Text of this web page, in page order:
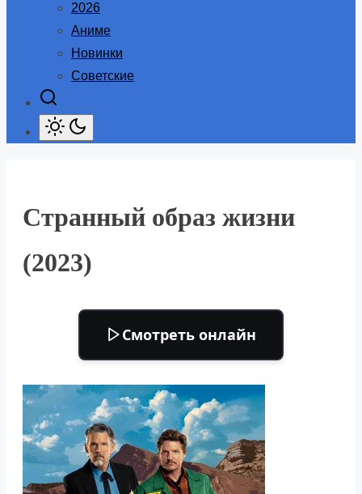
2026
Аниме
Новинки
Советские
Странный образ жизни
(2023)
Смотреть онлайн